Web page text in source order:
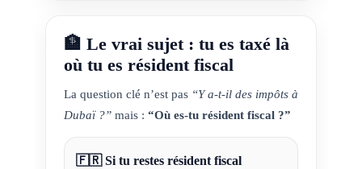
🏦 Le vrai sujet : tu es taxé là
où tu es résident fiscal
La question clé n’est pas “Y a-t-il des impôts à
Dubaï ?” mais : “Où es-tu résident fiscal ?”
🇫🇷 Si tu restes résident fiscal